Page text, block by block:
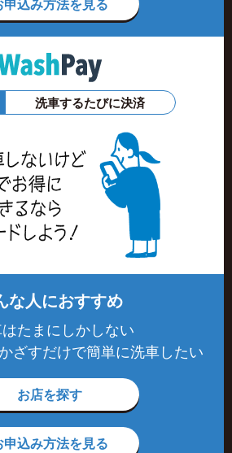
洗車するたびに決済
な人におすすめ
はたまにしかしない
ざすだけで簡単に洗車したい
お店を探す
申込み方法を見る